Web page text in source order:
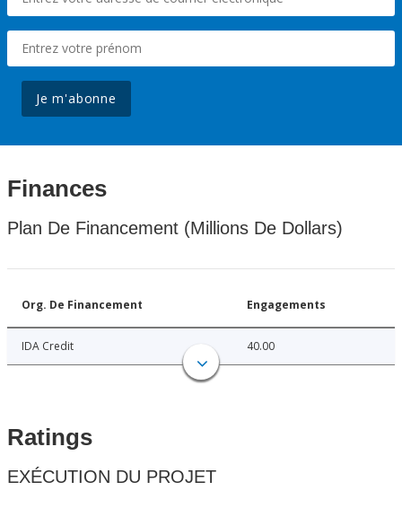
Je m'abonne
Finances
Plan De Financement (Millions De Dollars)
Org. De Financement Engagements
IDA Credit 40.00
Ratings
EXÉCUTION DU PROJET